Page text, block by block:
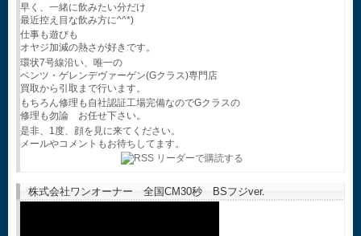
早く、一緒に飲みたい分だけ
最近控え目な飲み方に^^*)
仕事も遊びも
オヤジ加減の熱さが好きです。
環状7号線沿い、唯一の
ベンツ・ゲレンデヴァーゲン(Gクラス)専門店
買取から引取まで行います。
もちろん修理も自社認証工場完備なのでGクラスの
修理も勿論 お任せ下さい。
是非、1度、顔を見に来てください。
メールやコメントもお待ちしてます。
株式会社ワンオーナー 全国CM30秒 BSフジver.